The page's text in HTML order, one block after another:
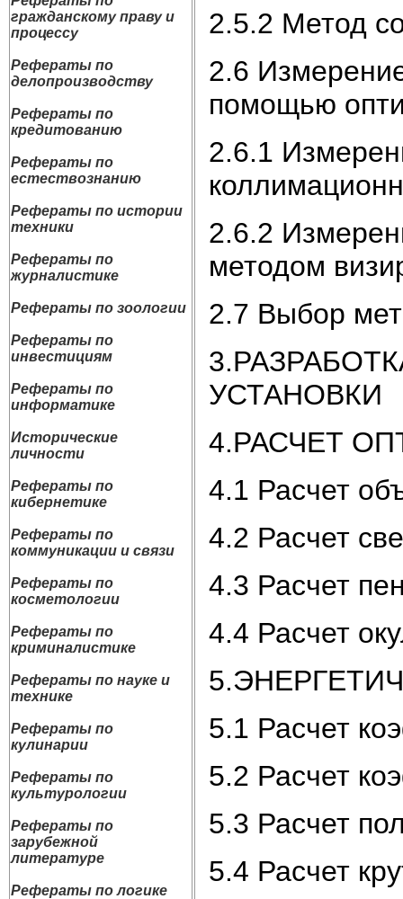
гражданскому праву и
процессу
Рефераты по
делопроизводству
Рефераты по
кредитованию
Рефераты по
естествознанию
Рефераты по истории
техники
Рефераты по
журналистике
Рефераты по зоологии
Рефераты по
инвестициям
Рефераты по
информатике
Исторические
личности
Рефераты по
кибернетике
Рефераты по
коммуникации и связи
Рефераты по
косметологии
Рефераты по
криминалистике
Рефераты по науке и
технике
Рефераты по
кулинарии
Рефераты по
культурологии
Рефераты по
зарубежной
литературе
Рефераты по логике
2.5.2 Метод
2.6
помощью
2.6.1
2.6.2
методом
2.7 Выбор
УСТАНОВКИ
4.РАСЧЕТ
4.1 Расчет
4.2 Расчет
4.3 Расчет
4.4 Расчет
5.1 Расчет
5.2 Расчет
5.3 Расчет
5.4 Расчет